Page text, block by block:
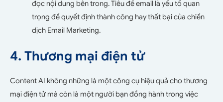
đọc nội dung bên trong. Tiêu đề email là yếu tố quan
trọng để quyết định thành công hay thất bại của chiến
dịch Email Marketing.
4. Thương mại điện tử
Content AI không những là một công cụ hiệu quả cho thương
mại điện tử mà còn là một người bạn đồng hành trong việc